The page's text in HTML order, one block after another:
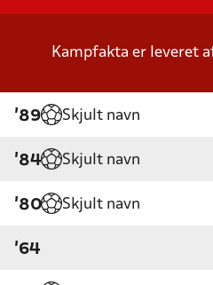
Kampfakta er leveret
'89 Skjult navn
'84 Skjult navn
'80 Skjult navn
'64